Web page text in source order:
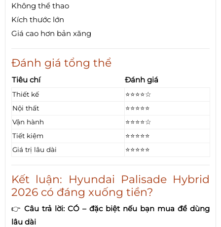
Không thể thao
Kích thước lớn
Giá cao hơn bản xăng
Đánh giá tổng thể
Tiêu chí Đánh giá
Thiết kế
⭐⭐⭐⭐☆
Nội thất
⭐⭐⭐⭐⭐
Vận hành
⭐⭐⭐⭐☆
Tiết kiệm
⭐⭐⭐⭐⭐
Giá trị lâu dài
⭐⭐⭐⭐⭐
Kết luận: Hyundai Palisade Hybrid
2026 có đáng xuống tiền?
👉 Câu trả lời: CÓ – đặc biệt nếu bạn mua để dùng
lâu dài